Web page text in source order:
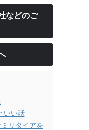
などのご
いい話
リタイアを